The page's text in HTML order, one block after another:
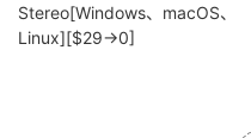
Stereo[Windows、macOS、
Linux][$29→0]